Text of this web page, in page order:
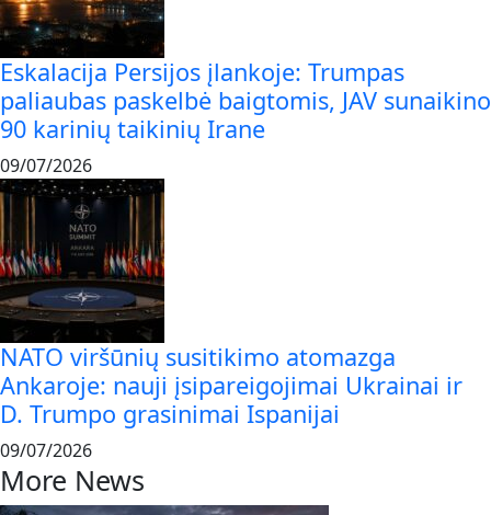
Eskalacija Persijos įlankoje: Trumpas
paliaubas paskelbė baigtomis, JAV sunaikino
90 karinių taikinių Irane
09/07/2026
NATO viršūnių susitikimo atomazga
Ankaroje: nauji įsipareigojimai Ukrainai ir
D. Trumpo grasinimai Ispanijai
09/07/2026
More News